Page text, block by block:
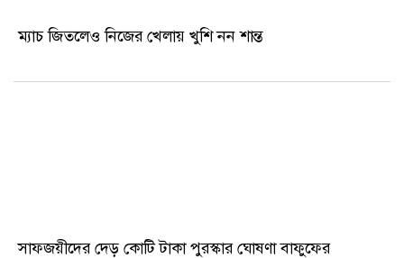
ম্যাচ জিতলেও নিজের খেলায় খুশি নন শান্ত
সাফজয়ীদের দেড় কোটি টাকা পুরস্কার ঘোষণা বাফুফের